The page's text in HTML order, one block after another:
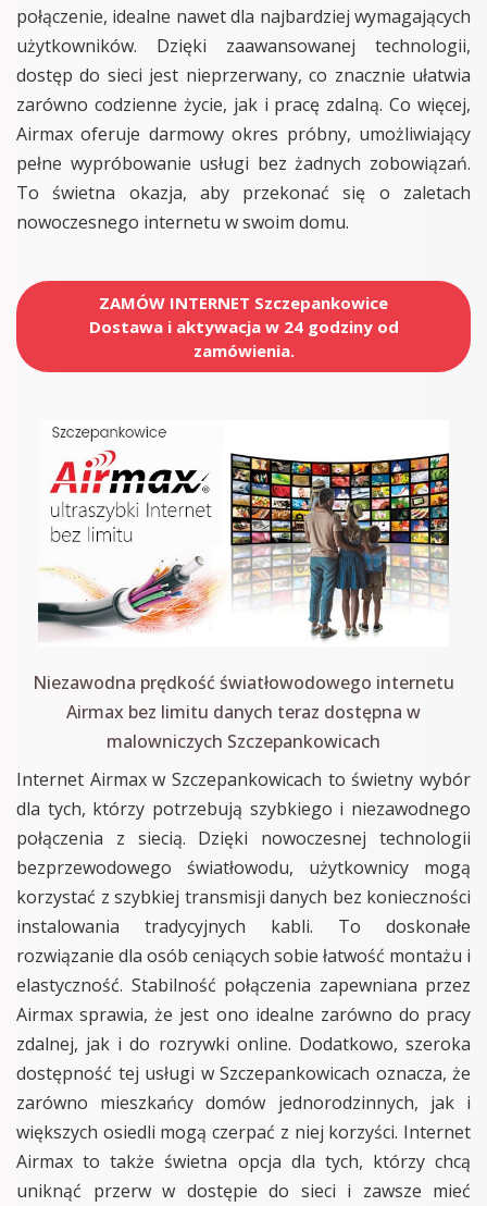
połączenie, idealne nawet dla najbardziej wymagających
użytkowników. Dzięki zaawansowanej technologii,
dostęp do sieci jest nieprzerwany, co znacznie ułatwia
zarówno codzienne życie, jak i pracę zdalną. Co więcej,
Airmax oferuje darmowy okres próbny, umożliwiający
pełne wypróbowanie usługi bez żadnych zobowiązań.
To świetna okazja, aby przekonać się o zaletach
nowoczesnego internetu w swoim domu.
ZAMÓW INTERNET Szczepankowice
Dostawa i aktywacja w 24 godziny od
zamówienia.
Niezawodna prędkość światłowodowego internetu
Airmax bez limitu danych teraz dostępna w
malowniczych Szczepankowicach
Internet Airmax w Szczepankowicach to świetny wybór
dla tych, którzy potrzebują szybkiego i niezawodnego
połączenia z siecią. Dzięki nowoczesnej technologii
bezprzewodowego światłowodu, użytkownicy mogą
korzystać z szybkiej transmisji danych bez konieczności
instalowania tradycyjnych kabli. To doskonałe
rozwiązanie dla osób ceniących sobie łatwość montażu i
elastyczność. Stabilność połączenia zapewniana przez
Airmax sprawia, że jest ono idealne zarówno do pracy
zdalnej, jak i do rozrywki online. Dodatkowo, szeroka
dostępność tej usługi w Szczepankowicach oznacza, że
zarówno mieszkańcy domów jednorodzinnych, jak i
większych osiedli mogą czerpać z niej korzyści. Internet
Airmax to także świetna opcja dla tych, którzy chcą
uniknąć przerw w dostępie do sieci i zawsze mieć